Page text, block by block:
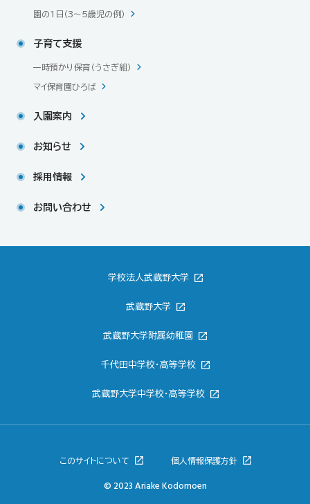
園の1日（3〜5歳児の例）
子育て支援
一時預かり保育（うさぎ組）
マイ保育園ひろば
入園案内
お知らせ
採用情報
お問い合わせ
学校法人武蔵野大学
武蔵野大学
武蔵野大学附属幼稚園
千代田中学校・高等学校
武蔵野大学中学校・高等学校
このサイトについて 個人情報保護方針
© 2023 Ariake Kodomoen